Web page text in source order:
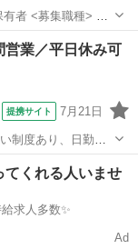
者 <募集職種> ネ
たサロン業務に全
など スカルプチュ
営業／平日休み可
提携サイト 7月21日
度あり、日勤で
てくれる人いませ
高時給求人多数✨
Ad